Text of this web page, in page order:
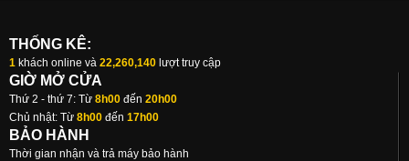
THỐNG KÊ:
1 khách online và 22,260,140 lượt truy cập
GIỜ MỞ CỬA
Thứ 2 - thứ 7: Từ 8h00 đến 20h00
Chủ nhật: Từ 8h00 đến 17h00
BẢO HÀNH
Thời gian nhận và trả máy bảo hành